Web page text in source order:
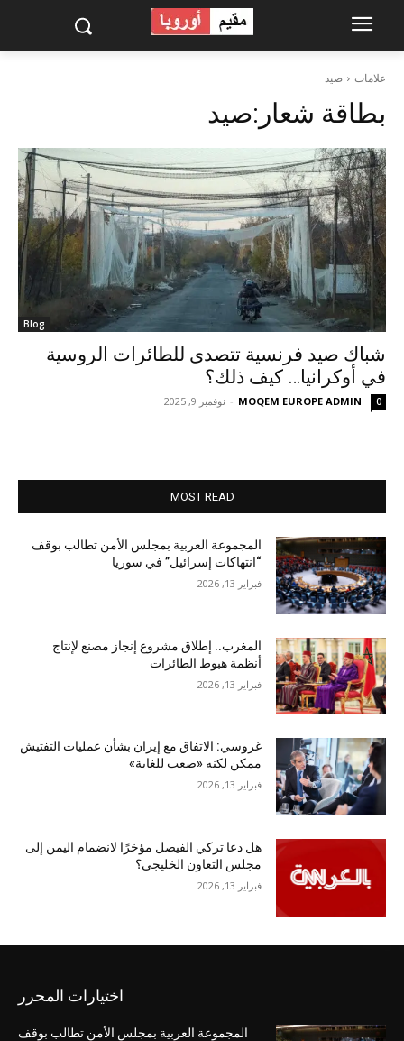
علامات صيد
بطاقة شعار:صيد
Blog
شباك صيد فرنسية تتصدى للطائرات الروسية
في أوكرانيا… كيف ذلك؟
MOQEM EUROPE ADMIN
- نوفمبر 9, 2025 0
MOST READ
المجموعة العربية بمجلس الأمن تطالب بوقف
“انتهاكات إسرائيل” في سوريا
فبراير 13, 2026
المغرب.. إطلاق مشروع إنجاز مصنع لإنتاج
أنظمة هبوط الطائرات
فبراير 13, 2026
غروسي: الاتفاق مع إيران بشأن عمليات التفتيش
ممكن لكنه «صعب للغاية»
فبراير 13, 2026
هل دعا تركي الفيصل مؤخرًا لانضمام اليمن إلى
مجلس التعاون الخليجي؟
فبراير 13, 2026
اختيارات المحرر
المجموعة العربية بمجلس الأمن تطالب بوقف